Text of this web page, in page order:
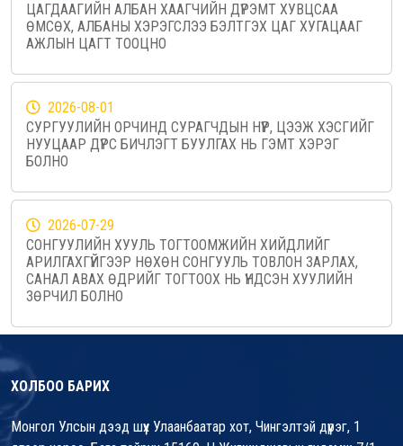
ЦАГДААГИЙН АЛБАН ХААГЧИЙН ДҮРЭМТ ХУВЦСАА
ӨМСӨХ, АЛБАНЫ ХЭРЭГСЛЭЭ БЭЛТГЭХ ЦАГ ХУГАЦААГ
АЖЛЫН ЦАГТ ТООЦНО
2026-08-01
СУРГУУЛИЙН ОРЧИНД СУРАГЧДЫН НҮҮР, ЦЭЭЖ ХЭСГИЙГ
НУУЦААР ДҮРС БИЧЛЭГТ БУУЛГАХ НЬ ГЭМТ ХЭРЭГ
БОЛНО
2026-07-29
СОНГУУЛИЙН ХУУЛЬ ТОГТООМЖИЙН ХИЙДЛИЙГ
АРИЛГАХГҮЙГЭЭР НӨХӨН СОНГУУЛЬ ТОВЛОН ЗАРЛАХ,
САНАЛ АВАХ ӨДРИЙГ ТОГТООХ НЬ ҮНДСЭН ХУУЛИЙН
ЗӨРЧИЛ БОЛНО
ХОЛБОО БАРИХ
Монгол Улсын дээд шүүх Улаанбаатар хот, Чингэлтэй дүүрэг, 1